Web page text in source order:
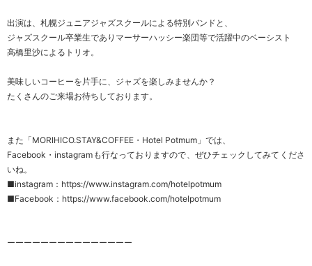
出演は、札幌ジュニアジャズスクールによる特別バンドと、
ジャズスクール卒業生でありマーサーハッシー楽団等で活躍中のベーシスト
高橋里沙によるトリオ。
美味しいコーヒーを片手に、ジャズを楽しみませんか？
たくさんのご来場お待ちしております。
また「MORIHICO.STAY&COFFEE・Hotel Potmum」では、
Facebook・instagramも行なっておりますので、ぜひチェックしてみてくださ
いね。
■instagram： https://www.instagram.com/hotelpotmum
■Facebook： https://www.facebook.com/hotelpotmum
ーーーーーーーーーーーーーーー